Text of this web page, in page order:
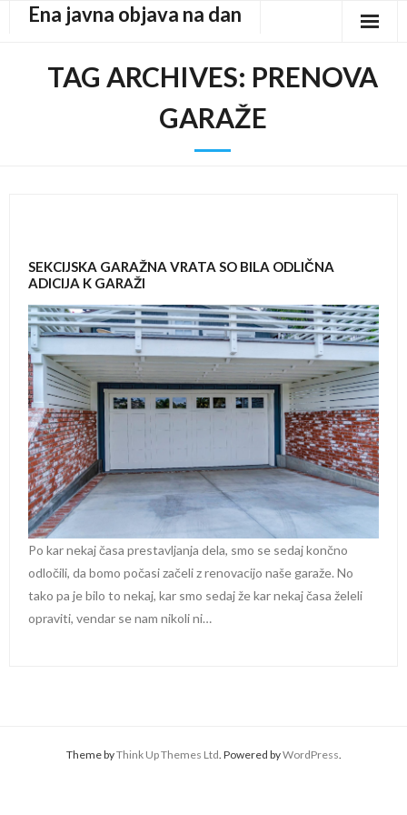
Ena javna objava na dan
TAG ARCHIVES: PRENOVA
GARAŽE
SEKCIJSKA GARAŽNA VRATA SO BILA ODLIČNA
ADICIJA K GARAŽI
Po kar nekaj časa prestavljanja dela, smo se sedaj končno
odločili, da bomo počasi začeli z renovacijo naše garaže. No
tako pa je bilo to nekaj, kar smo sedaj že kar nekaj časa želeli
opraviti, vendar se nam nikoli ni…
Theme byThink Up Themes Ltd. Powered byWordPress.